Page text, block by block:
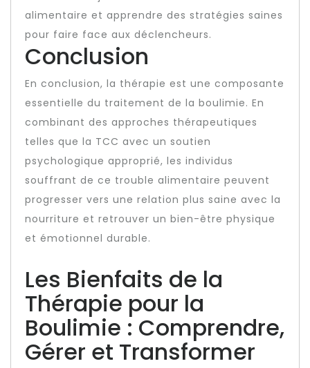
alimentaire et apprendre des stratégies saines
pour faire face aux déclencheurs.
Conclusion
En conclusion, la thérapie est une composante
essentielle du traitement de la boulimie. En
combinant des approches thérapeutiques
telles que la TCC avec un soutien
psychologique approprié, les individus
souffrant de ce trouble alimentaire peuvent
progresser vers une relation plus saine avec la
nourriture et retrouver un bien-être physique
et émotionnel durable.
Les Bienfaits de la
Thérapie pour la
Boulimie : Comprendre,
Gérer et Transformer